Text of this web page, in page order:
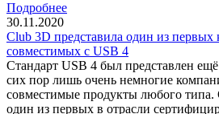
Подробнее
30.11.2020
Club 3D представила один из первых
совместимых с USB 4
Стандарт USB 4 был представлен
сих пор лишь очень немногие
совместимые продукты любого типа.
один из первых в отрасли